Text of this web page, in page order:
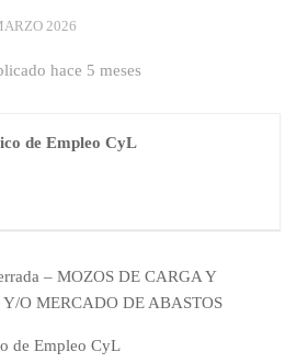
2026
hace 5 meses
de Empleo CyL
– MOZOS DE CARGA Y
O MERCADO DE ABASTOS
de Empleo CyL